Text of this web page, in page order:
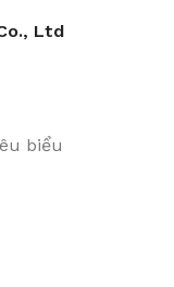
Ltd
biểu